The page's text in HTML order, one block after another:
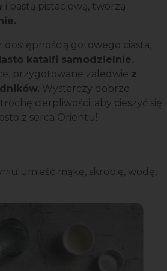
i pastą pistacjową, tworzą
dostępnością gotowego ciasta,
kataifi samodzielnie.
przygotowane zaledwie z
Wystarczy dobrze
cierpliwości, aby cieszyć się
z serca Orientu!
umieść mąkę, skrobię, wodę,